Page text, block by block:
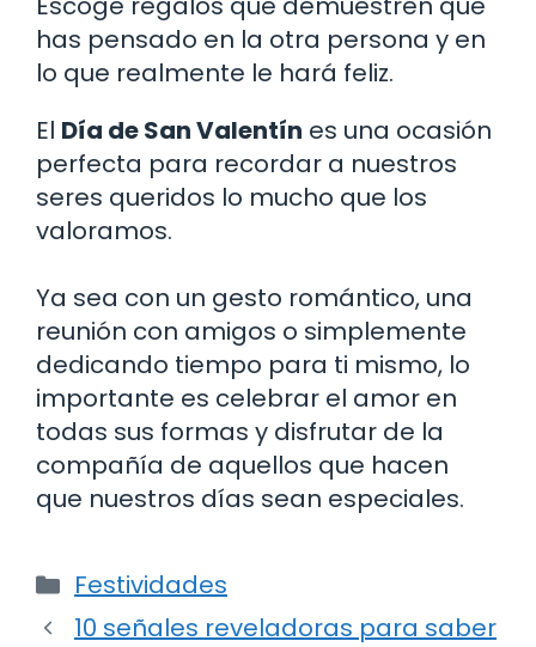
has pensado en la otra persona y en
lo que realmente le hará feliz.
El Día de San Valentín es una ocasión
perfecta para recordar a nuestros
seres queridos lo mucho que los
valoramos.
Ya sea con un gesto romántico, una
reunión con amigos o simplemente
dedicando tiempo para ti mismo, lo
importante es celebrar el amor en
todas sus formas y disfrutar de la
compañía de aquellos que hacen
que nuestros días sean especiales.
Categorías
Festividades
10 señales reveladoras para saber